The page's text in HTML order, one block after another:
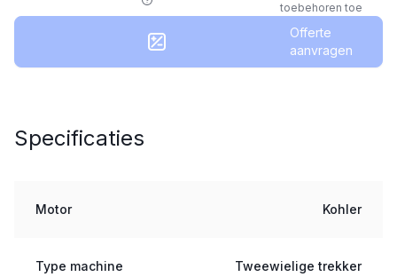
toebehoren toe
Offerte
aanvragen
Specificaties
Motor Kohler
Type machine Tweewielige trekker